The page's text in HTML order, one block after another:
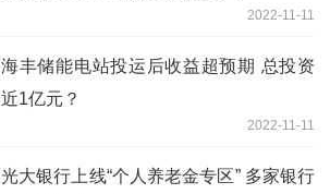
2022-11-11
海丰储能电站投运后收益超预期 总投资
近1亿元？
2022-11-11
光大银行上线“个人养老金专区” 多家银行